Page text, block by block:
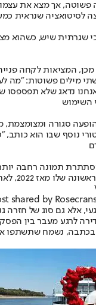
פשוטה, אך מצא את
לסיטואציה שנראית
שגרתית שיש, כשהוא
המציאות לקחה
מילים פשוטות: "מה
השימוש
סגורה ומצומצמת,
נוסף שבו הוא כותב,
shared by
אלא גם סוג של
לרגע מעבר בין
נשמח שתשתפו